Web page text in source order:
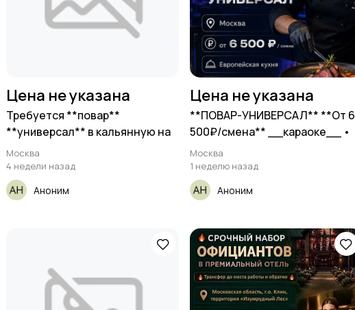
Цена не указана
Требуется **повар**
**универсал** в кальянную на
Москва
4 недели назад
Аноним
Цена не указана
**ПОВАР-УНИВЕРСАЛ** **От 6
500₽/смена** __караоке__ •
Москва
1 неделю назад
Аноним